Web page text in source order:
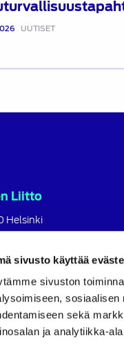
sivusto käyttää
sivuston
sekä
ja analytiikka-
UUTISET
Liitto
Helsinki